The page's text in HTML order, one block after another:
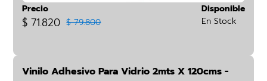
Precio
$ 71.820 $ 79.800
Disponible
En Stock
Vinilo Adhesivo Para Vidrio 2mts X 120cms -